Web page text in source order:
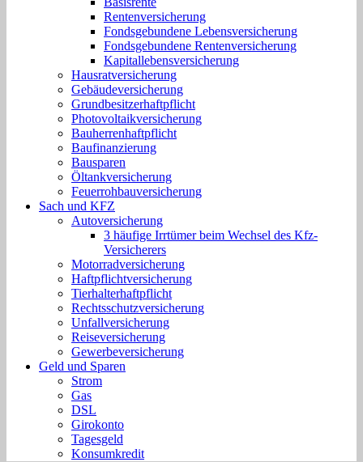
Rentenversicherung
Fondsgebundene Lebensversicherung
Fondsgebundene Rentenversicherung
Kapitallebensversicherung
Hausratversicherung
Gebäudeversicherung
Grundbesitzerhaftpflicht
Photovoltaikversicherung
Bauherrenhaftpflicht
Baufinanzierung
Bausparen
Öltankversicherung
Feuerrohbauversicherung
Sach und KFZ
Autoversicherung
3 häufige Irrtümer beim Wechsel des Kfz-
Versicherers
Motorradversicherung
Haftpflichtversicherung
Tierhalterhaftpflicht
Rechtsschutzversicherung
Unfallversicherung
Reiseversicherung
Gewerbeversicherung
Geld und Sparen
Strom
Gas
DSL
Girokonto
Tagesgeld
Konsumkredit